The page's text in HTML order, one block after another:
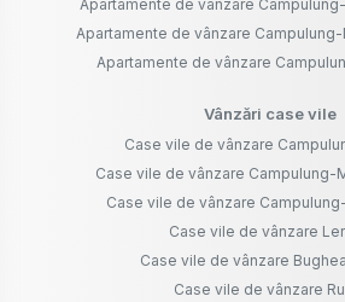
Apartamente de vânzare
Apartamente de vânzare
Apartamente de vânzare
Vânzări case vile
Case vile de vânzare
Case vile de vânzare Campulung-
Case vile de vânzare
Case vile de vânzare
Case vile de vânzare
Case vile de vânzare